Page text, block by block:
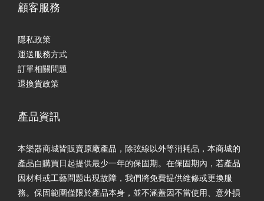
顧客服務
隱私政策
運送服務方式
訂單相關問題
退換貨政策
產品資訊
本樂器商城皆販賣原廠產品，除弦線以外等消耗品，本商城的
產品自購買日起提供最少一年的保固期。在保固期內，若產品
因材料或工藝問題出現故障，我們將免費提供維修或更換服
務。保固範圍僅限於產品本身，並不涵蓋因不當使用、意外損